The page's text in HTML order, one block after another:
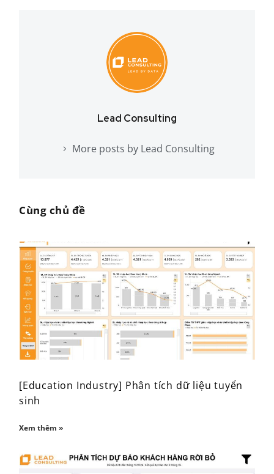
Lead Consulting
More posts by Lead Consulting
Cùng chủ đề
[Education Industry] Phân tích dữ liệu tuyển
sinh
Xem thêm »